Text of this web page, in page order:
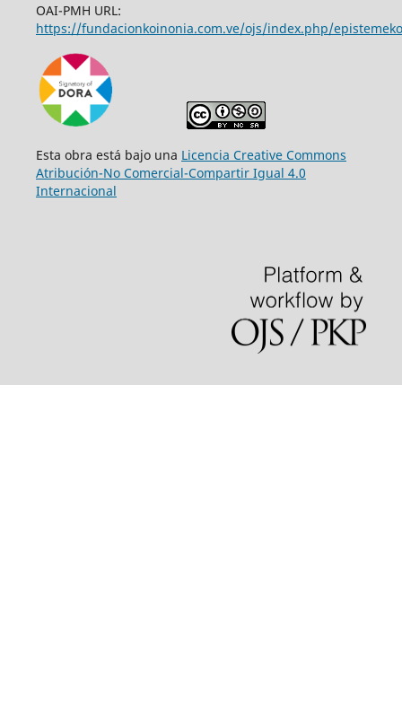
OAI-PMH URL:
https://fundacionkoinonia.com.ve/ojs/index.php/
Esta obra está bajo una Licencia Creative Commons
Atribución-No Comercial-Compartir Igual 4.0
Internacional